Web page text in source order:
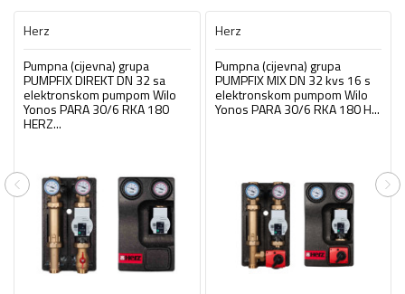
Herz
Pumpna (cijevna) grupa
PUMPFIX DIREKT DN 32 sa
elektronskom pumpom Wilo
Yonos PARA 30/6 RKA 180
HERZ...
Herz
Pumpna (cijevna) grupa
PUMPFIX MIX DN 32 kvs 16 s
elektronskom pumpom Wilo
Yonos PARA 30/6 RKA 180 H...
Previous